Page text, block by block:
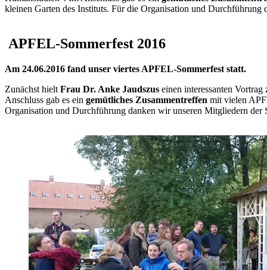
kleinen Garten des Instituts. Für die Organisation und
APFEL-Sommerfest 2016
Am 24.06.2016 fand unser viertes APFEL-Sommerfest statt.
Zunächst hielt Frau Dr. Anke Jaudszus einen interessanten
Anschluss gab es ein gemütliches Zusammentreffen mit vielen
Organisation und Durchführung danken wir unseren Mitgliedern der